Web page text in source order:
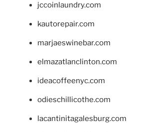
jccoinlaundry.com
kautorepair.com
marjaeswinebar.com
elmazatlanclinton.com
ideacoffeenyc.com
odieschillicothe.com
lacantinitagalesburg.com